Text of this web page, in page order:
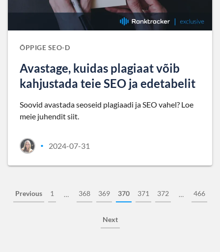
ÕPPIGE SEO-D
Avastage, kuidas plagiaat võib
kahjustada teie SEO ja edetabelit
Soovid avastada seoseid plagiaadi ja SEO vahel? Loe
meie juhendit siit.
• 2024-07-31
Previous 1 … 368 369 370 371 372 … 466
Next